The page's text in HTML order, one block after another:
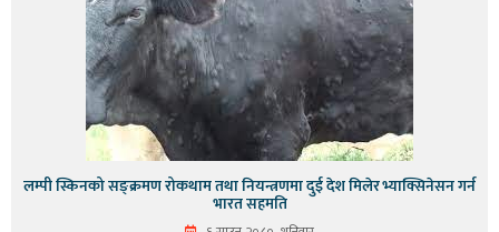
लम्पी स्किनको सङ्क्रमण रोकथाम तथा नियन्त्रणमा दुई देश मिलेर भ्याक्सिनेसन गर्न
भारत सहमति